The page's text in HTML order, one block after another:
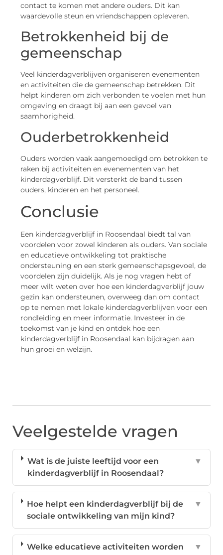
contact te komen met andere ouders. Dit kan
waardevolle steun en vriendschappen opleveren.
Betrokkenheid bij de
gemeenschap
Veel kinderdagverblijven organiseren evenementen
en activiteiten die de gemeenschap betrekken. Dit
helpt kinderen om zich verbonden te voelen met hun
omgeving en draagt bij aan een gevoel van
saamhorigheid.
Ouderbetrokkenheid
Ouders worden vaak aangemoedigd om betrokken te
raken bij activiteiten en evenementen van het
kinderdagverblijf. Dit versterkt de band tussen
ouders, kinderen en het personeel.
Conclusie
Een kinderdagverblijf in Roosendaal biedt tal van
voordelen voor zowel kinderen als ouders. Van sociale
en educatieve ontwikkeling tot praktische
ondersteuning en een sterk gemeenschapsgevoel, de
voordelen zijn duidelijk. Als je nog vragen hebt of
meer wilt weten over hoe een kinderdagverblijf jouw
gezin kan ondersteunen, overweeg dan om contact
op te nemen met lokale kinderdagverblijven voor een
rondleiding en meer informatie. Investeer in de
toekomst van je kind en ontdek hoe een
kinderdagverblijf in Roosendaal kan bijdragen aan
hun groei en welzijn.
Veelgestelde vragen
Wat is de juiste leeftijd voor een
kinderdagverblijf in Roosendaal?
▼
Hoe helpt een kinderdagverblijf bij de
sociale ontwikkeling van mijn kind?
▼
Welke educatieve activiteiten worden
▼